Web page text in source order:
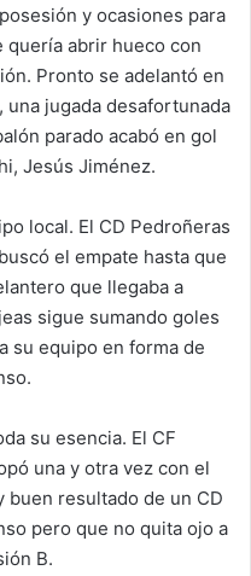
y ocasiones para
quería abrir hueco con
Pronto se adelantó en
jugada desafortunada
parado acabó en gol
Jesús Jiménez.
local. El CD Pedroñeras
el empate hasta que
que llegaba a
sigue sumando goles
su equipo en forma de
su esencia. El CF
una y otra vez con el
resultado de un CD
pero que no quita ojo a
B.